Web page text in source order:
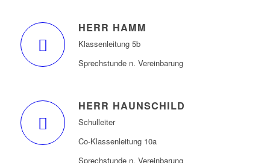
HERR HAMM
Klassenleitung 5b
Sprechstunde n. Vereinbarung
HERR HAUNSCHILD
Schulleiter
Co-Klassenleitung 10a
Sprechstunde n. Vereinbarung